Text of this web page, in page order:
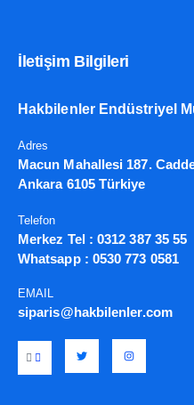
İletişim Bilgileri
Hakbilenler Endüstriyel
Adres
Macun Mahallesi 187.
Ankara 6105 Türkiye
Telefon
Merkez Tel : 0312 387 35 55
Whatsapp : 0530 773 0581
EMAIL
siparis@hakbilenler.com